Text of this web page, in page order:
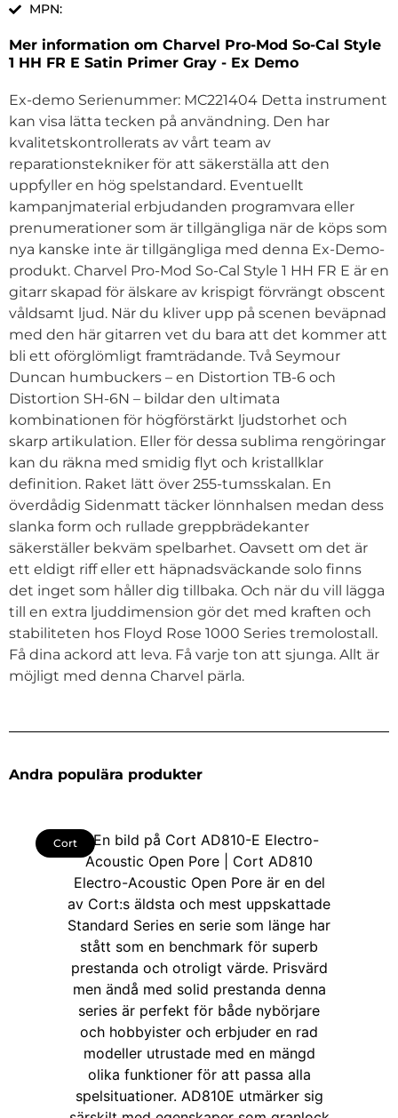
MPN:
Mer information om Charvel Pro-Mod So-Cal Style
1 HH FR E Satin Primer Gray - Ex Demo
Ex-demo Serienummer: MC221404 Detta instrument
kan visa lätta tecken på användning. Den har
kvalitetskontrollerats av vårt team av
reparationstekniker för att säkerställa att den
uppfyller en hög spelstandard. Eventuellt
kampanjmaterial erbjudanden programvara eller
prenumerationer som är tillgängliga när de köps som
nya kanske inte är tillgängliga med denna Ex-Demo-
produkt. Charvel Pro-Mod So-Cal Style 1 HH FR E är en
gitarr skapad för älskare av krispigt förvrängt obscent
våldsamt ljud. När du kliver upp på scenen beväpnad
med den här gitarren vet du bara att det kommer att
bli ett oförglömligt framträdande. Två Seymour
Duncan humbuckers – en Distortion TB-6 och
Distortion SH-6N – bildar den ultimata
kombinationen för högförstärkt ljudstorhet och
skarp artikulation. Eller för dessa sublima rengöringar
kan du räkna med smidig flyt och kristallklar
definition. Raket lätt över 255-tumsskalan. En
överdådig Sidenmatt täcker lönnhalsen medan dess
slanka form och rullade greppbrädekanter
säkerställer bekväm spelbarhet. Oavsett om det är
ett eldigt riff eller ett häpnadsväckande solo finns
det inget som håller dig tillbaka. Och när du vill lägga
till en extra ljuddimension gör det med kraften och
stabiliteten hos Floyd Rose 1000 Series tremolostall.
Få dina ackord att leva. Få varje ton att sjunga. Allt är
möjligt med denna Charvel pärla.
Andra populära produkter
Cort